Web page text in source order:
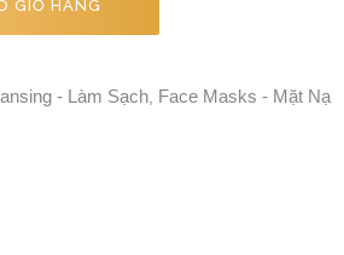
GIỎ HÀNG
- Làm Sạch Face Masks - Mặt Nạ